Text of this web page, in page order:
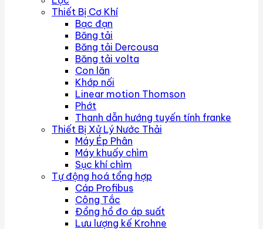
Thiết Bị Cơ Khí
Bạc đạn
Băng tải
Băng tải Dercousa
Băng tải volta
Con lăn
Khớp nối
Linear motion Thomson
Phớt
Thanh dẫn hướng tuyến tính franke
Thiết Bị Xử Lý Nước Thải
Máy Ép Phân
Máy khuấy chìm
Sục khí chìm
Tự động hoá tổng hợp
Cáp Profibus
Công Tắc
Đồng hồ đo áp suất
Lưu lượng kế Krohne